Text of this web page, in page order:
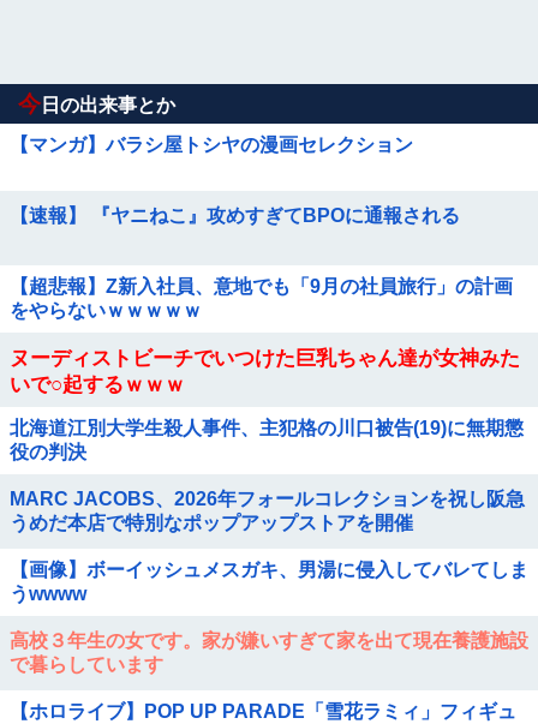
今 日の出来事とか
【マンガ】バラシ屋トシヤの漫画セレクション
【速報】 『ヤニねこ』攻めすぎてBPOに通報される
【超悲報】Z新入社員、意地でも「9月の社員旅行」の計画
をやらないｗｗｗｗｗ
ヌーディストビーチでいつけた巨乳ちゃん達が女神みた
いで○起するｗｗｗ
北海道江別大学生殺人事件、主犯格の川口被告(19)に無期懲
役の判決
MARC JACOBS、2026年フォールコレクションを祝し阪急
うめだ本店で特別なポップアップストアを開催
【画像】ボーイッシュメスガキ、男湯に侵入してバレてしま
うwwww
高校３年生の女です。家が嫌いすぎて家を出て現在養護施設
で暮らしています
【ホロライブ】POP UP PARADE「雪花ラミィ」フィギュ